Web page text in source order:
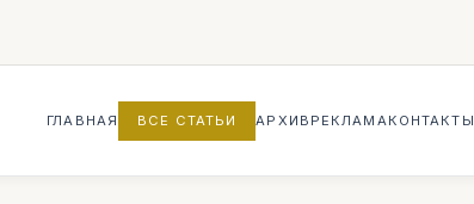
ГЛАВНАЯ ВСЕ СТАТЬИ АРХИВ РЕКЛАМА КОНТАКТЫ